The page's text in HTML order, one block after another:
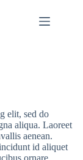
elit, sed do
aliqua. Laoreet
aenean.
id aliquet
ornare